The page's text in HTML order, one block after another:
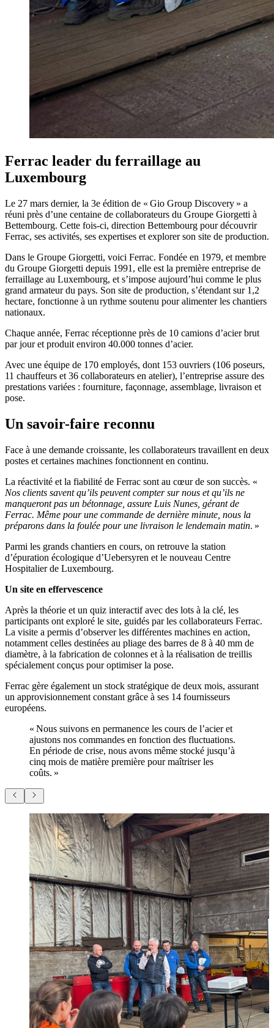
Ferrac leader du ferraillage au
Luxembourg
Le 27 mars dernier, la 3e édition de « Gio Group Discovery » a
réuni près d’une centaine de collaborateurs du Groupe Giorgetti à
Bettembourg. Cette fois-ci, direction Bettembourg pour découvrir
Ferrac, ses activités, ses expertises et explorer son site de production.
Dans le Groupe Giorgetti, voici Ferrac. Fondée en 1979, et membre
du Groupe Giorgetti depuis 1991, elle est la première entreprise de
ferraillage au Luxembourg, et s’impose aujourd’hui comme le plus
grand armateur du pays. Son site de production, s’étendant sur 1,2
hectare, fonctionne à un rythme soutenu pour alimenter les chantiers
nationaux.
Chaque année, Ferrac réceptionne près de 10 camions d’acier brut
par jour et produit environ 40.000 tonnes d’acier.
Avec une équipe de 170 employés, dont 153 ouvriers (106 poseurs,
11 chauffeurs et 36 collaborateurs en atelier), l’entreprise assure des
prestations variées : fourniture, façonnage, assemblage, livraison et
pose.
Un savoir-faire reconnu
Face à une demande croissante, les collaborateurs travaillent en deux
postes et certaines machines fonctionnent en continu.
La réactivité et la fiabilité de Ferrac sont au cœur de son succès. «
Nos clients savent qu’ils peuvent compter sur nous et qu’ils ne
manqueront pas un bétonnage, assure Luis Nunes, gérant de
Ferrac. Même pour une commande de dernière minute, nous la
préparons dans la foulée pour une livraison le lendemain matin. »
Parmi les grands chantiers en cours, on retrouve la station
d’épuration écologique d’Uebersyren et le nouveau Centre
Hospitalier de Luxembourg.
Un site en effervescence
Après la théorie et un quiz interactif avec des lots à la clé, les
participants ont exploré le site, guidés par les collaborateurs Ferrac.
La visite a permis d’observer les différentes machines en action,
notamment celles destinées au pliage des barres de 8 à 40 mm de
diamètre, à la fabrication de colonnes et à la réalisation de treillis
spécialement conçus pour optimiser la pose.
Ferrac gère également un stock stratégique de deux mois, assurant
un approvisionnement constant grâce à ses 14 fournisseurs
européens.
« Nous suivons en permanence les cours de l’acier et
ajustons nos commandes en fonction des fluctuations.
En période de crise, nous avons même stocké jusqu’à
cinq mois de matière première pour maîtriser les
coûts. »